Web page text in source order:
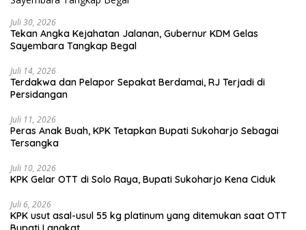
Juli 30, 2026
Tekan Angka Kejahatan Jalanan, Gubernur KDM Gelas
Sayembara Tangkap Begal
Juli 14, 2026
Terdakwa dan Pelapor Sepakat Berdamai, RJ Terjadi di
Persidangan
Juli 11, 2026
Peras Anak Buah, KPK Tetapkan Bupati Sukoharjo Sebagai
Tersangka
Juli 10, 2026
KPK Gelar OTT di Solo Raya, Bupati Sukoharjo Kena Ciduk
Juli 6, 2026
KPK usut asal-usul 55 kg platinum yang ditemukan saat OTT